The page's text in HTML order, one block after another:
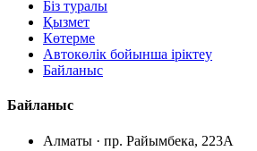
Біз туралы
Қызмет
Көтерме
Автокөлік бойынша іріктеу
Байланыс
Байланыс
Алматы · пр. Райымбека, 223А